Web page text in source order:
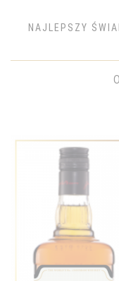
NAJLEPSZY